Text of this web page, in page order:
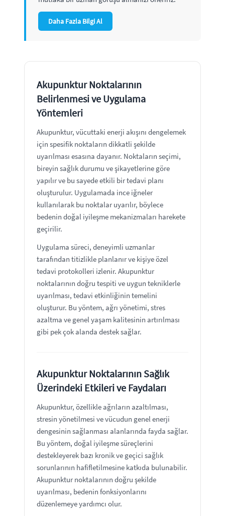
Daha Fazla Bilgi Al
Akupunktur Noktalarının
Belirlenmesi ve Uygulama
Yöntemleri
Akupunktur, vücuttaki enerji akışını dengelemek
için spesifik noktaların dikkatli şekilde
uyarılması esasına dayanır. Noktaların seçimi,
bireyin sağlık durumu ve şikayetlerine göre
yapılır ve bu sayede etkili bir tedavi planı
oluşturulur. Uygulamada ince iğneler
kullanılarak bu noktalar uyarılır, böylece
bedenin doğal iyileşme mekanizmaları harekete
geçirilir.
Uygulama süreci, deneyimli uzmanlar
tarafından titizlikle planlanır ve kişiye özel
tedavi protokolleri izlenir. Akupunktur
noktalarının doğru tespiti ve uygun tekniklerle
uyarılması, tedavi etkinliğinin temelini
oluşturur. Bu yöntem, ağrı yönetimi, stres
azaltma ve genel yaşam kalitesinin artırılması
gibi pek çok alanda destek sağlar.
Akupunktur Noktalarının Sağlık
Üzerindeki Etkileri ve Faydaları
Akupunktur, özellikle ağrıların azaltılması,
stresin yönetilmesi ve vücudun genel enerji
dengesinin sağlanması alanlarında fayda sağlar.
Bu yöntem, doğal iyileşme süreçlerini
destekleyerek bazı kronik ve geçici sağlık
sorunlarının hafifletilmesine katkıda bulunabilir.
Akupunktur noktalarının doğru şekilde
uyarılması, bedenin fonksiyonlarını
düzenlemeye yardımcı olur.